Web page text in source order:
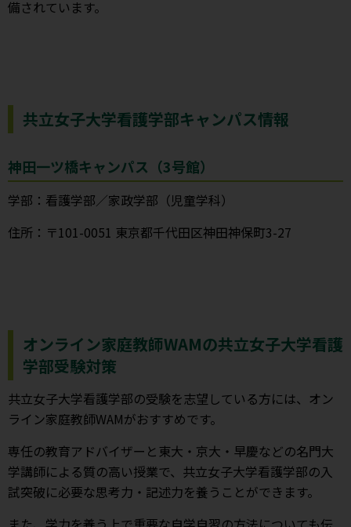
備されています。
共立女子大学看護学部キャンパス情報
神田一ツ橋キャンパス（3号館）
学部：看護学部／家政学部（児童学科）
住所：〒101-0051 東京都千代田区神田神保町3-27
オンライン家庭教師WAMの共立女子大学看護
学部受験対策
共立女子大学看護学部の受験を志望している方には、オン
ライン家庭教師WAMがおすすめです。
専任の教育アドバイザーと東大・京大・早慶などの名門大
学講師による質の高い授業で、共立女子大学看護学部の入
試突破に必要な思考力・記述力を養うことができます。